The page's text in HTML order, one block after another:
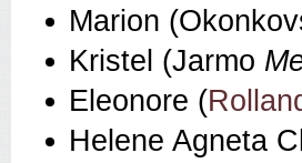
Marion
Kristel (Jarmo
Eleonore (
Helene Agneta